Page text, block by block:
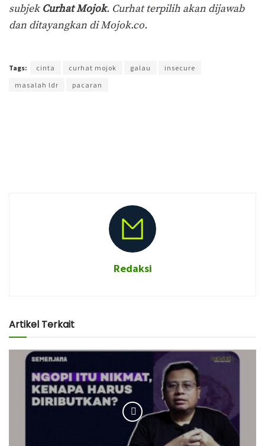
subjek Curhat Mojok. Curhat terpilih akan dijawab
dan ditayangkan di Mojok.co.
Tags: cinta curhat mojok galau
insecure
masalah ldr
pacaran
Redaksi
Artikel Terkait